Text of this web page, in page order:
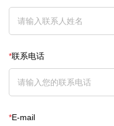
*联系电话
*E-mail